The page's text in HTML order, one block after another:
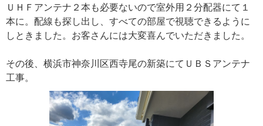
ＵＨＦアンテナ２本も必要ないので室外用２分配器にて１
本に。配線も探し出し、すべての部屋で視聴できるように
しときました。お客さんには大変喜んでいただきました。
その後、横浜市神奈川区西寺尾の新築にてＵＢＳアンテナ
工事。